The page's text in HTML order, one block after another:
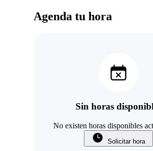
Agenda tu hora
Sin horas
No existen horas disponibles
Solicitar hora